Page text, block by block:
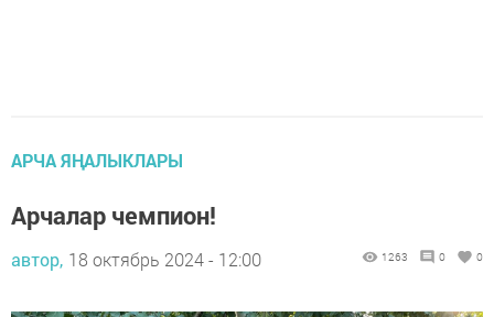
АРЧА ЯҢАЛЫКЛАРЫ
Арчалар чемпион!
автор, 18 октябрь 2024 - 12:00 1263 0 0